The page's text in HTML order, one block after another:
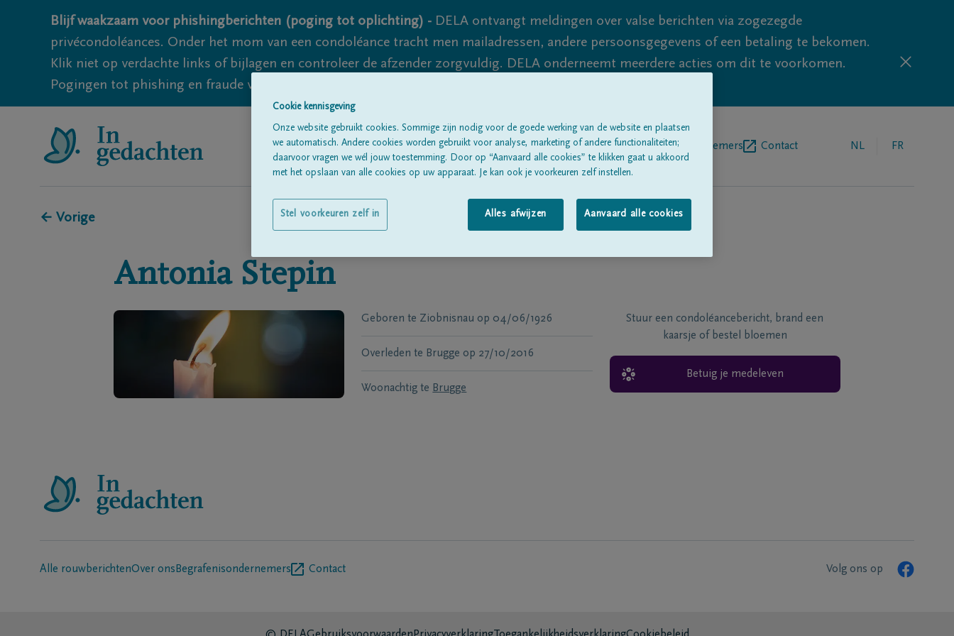
Blijf waakzaam voor phishingberichten (poging tot oplichting) - DELA ontvangt meldingen over valse berichten via zogezegde
privécondoléances. Onder het mom van een condoléance tracht men mailadressen, andere persoonsgegevens of een betaling te bekomen.
Klik niet op verdachte links of bijlagen en controleer de afzender zorgvuldig. DELA onderneemt meerdere acties om dit te voorkomen.
Pogingen tot phishing en fraude vallen echter nooit volledig uit te sluiten, dus blijf waakzaam.
Alle rouwberichten Over onsBegrafenisondernemers Contact NL FR
← Vorige
Antonia Stepin
Geboren te Ziobnisnau op 04/06/1926
Overleden te Brugge op 27/10/2016
Woonachtig te Brugge
Stuur een condoléancebericht, brand een
kaarsje of bestel bloemen
Betuig je medeleven
Alle rouwberichtenOver ons Begrafenisondernemers Contact Volg ons op
Cookie kennisgeving
Onze website gebruikt cookies. Sommige zijn nodig voor de goede werking van de website en plaatsen
we automatisch. Andere cookies worden gebruikt voor analyse, marketing of andere functionaliteiten;
daarvoor vragen we wél jouw toestemming. Door op “Aanvaard alle cookies” te klikken gaat u akkoord
met het opslaan van alle cookies op uw apparaat. Je kan ook je voorkeuren zelf instellen.
Alles afwijzen Aanvaard alle cookies
Stel voorkeuren zelf in